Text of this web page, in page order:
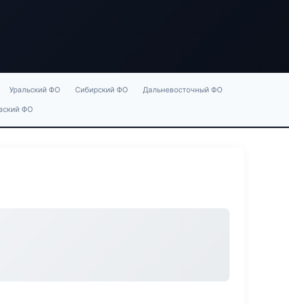
Уральский ФО Сибирский ФО Дальневосточный ФО
ФО